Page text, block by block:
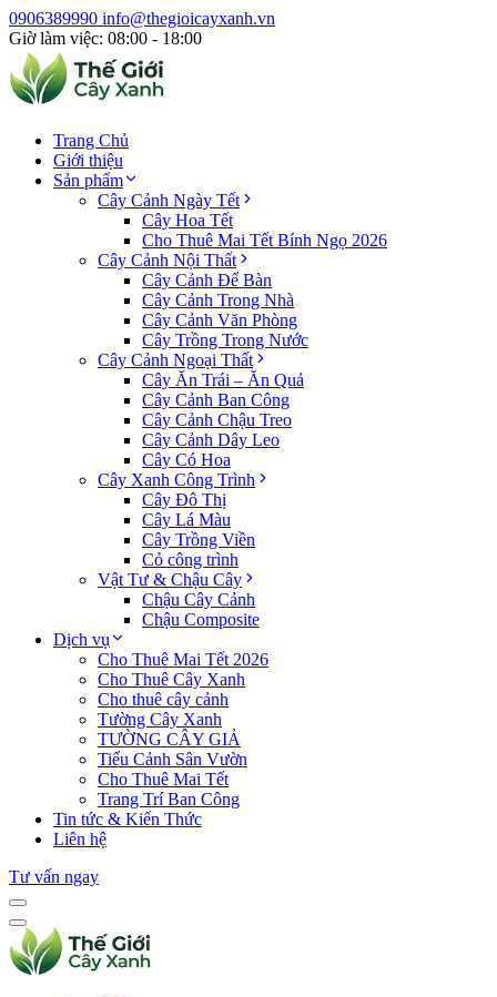
0906389990 info@thegioicayxanh.vn
Giờ làm việc: 08:00 - 18:00
Trang Chủ
Giới thiệu
Sản phẩm
Cây Cảnh Ngày Tết
Cây Hoa Tết
Cho Thuê Mai Tết Bính Ngọ 2026
Cây Cảnh Nội Thất
Cây Cảnh Để Bàn
Cây Cảnh Trong Nhà
Cây Cảnh Văn Phòng
Cây Trồng Trong Nước
Cây Cảnh Ngoại Thất
Cây Ăn Trái – Ăn Quả
Cây Cảnh Ban Công
Cây Cảnh Chậu Treo
Cây Cảnh Dây Leo
Cây Có Hoa
Cây Xanh Công Trình
Cây Đô Thị
Cây Lá Màu
Cây Trồng Viền
Cỏ công trình
Vật Tư & Chậu Cây
Chậu Cây Cảnh
Chậu Composite
Dịch vụ
Cho Thuê Mai Tết 2026
Cho Thuê Cây Xanh
Cho thuê cây cảnh
Tường Cây Xanh
TƯỜNG CÂY GIẢ
Tiểu Cảnh Sân Vườn
Cho Thuê Mai Tết
Trang Trí Ban Công
Tin tức & Kiến Thức
Liên hệ
Tư vấn ngay